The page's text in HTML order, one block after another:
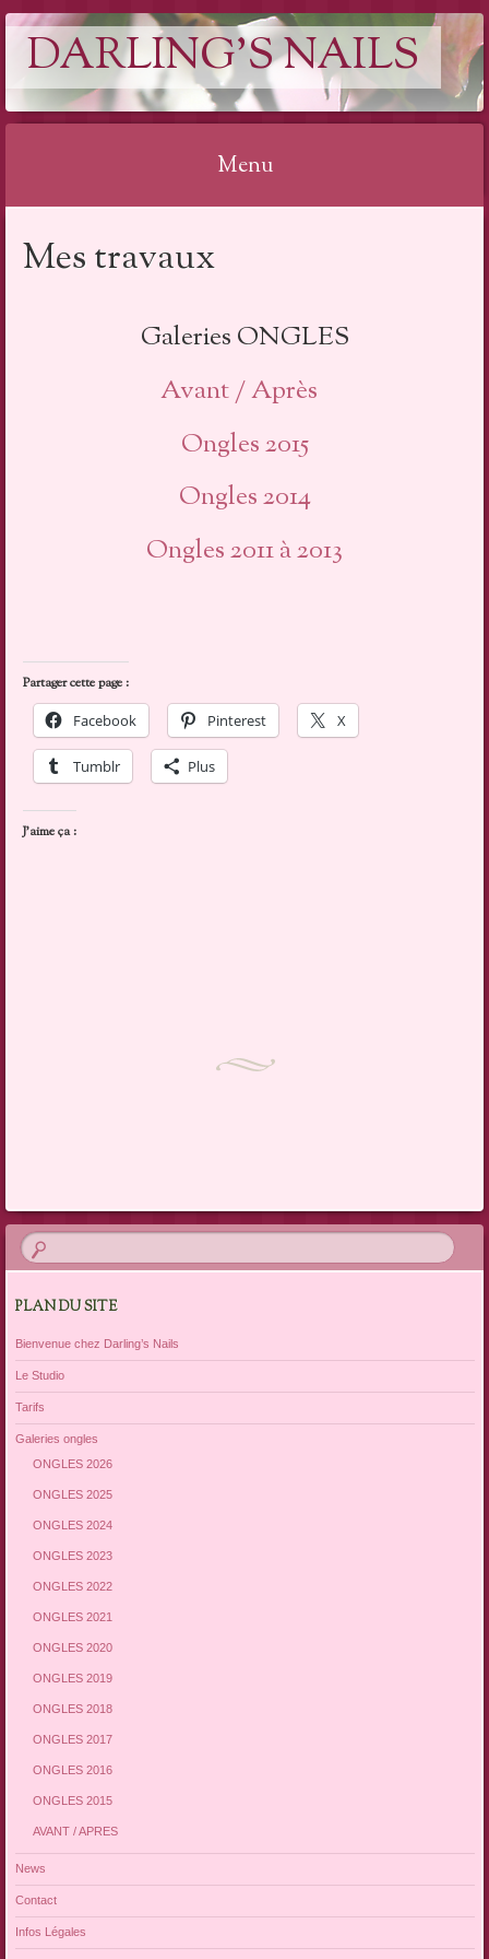
DARLING'S NAILS
Menu
au
Mes travaux
Galeries ONGLES
Avant / Après
Ongles 2015
Ongles 2014
Ongles 2011 à 2013
Partager cette page :
Facebook
Pinterest X
Tumblr Plus
J’aime ça :
PLAN DU SITE
Bienvenue chez Darling’s Nails
Le Studio
Tarifs
Galeries ongles
ONGLES 2026
ONGLES 2025
ONGLES 2024
ONGLES 2023
ONGLES 2022
ONGLES 2021
ONGLES 2020
ONGLES 2019
ONGLES 2018
ONGLES 2017
ONGLES 2016
ONGLES 2015
AVANT / APRES
News
Contact
Infos Légales